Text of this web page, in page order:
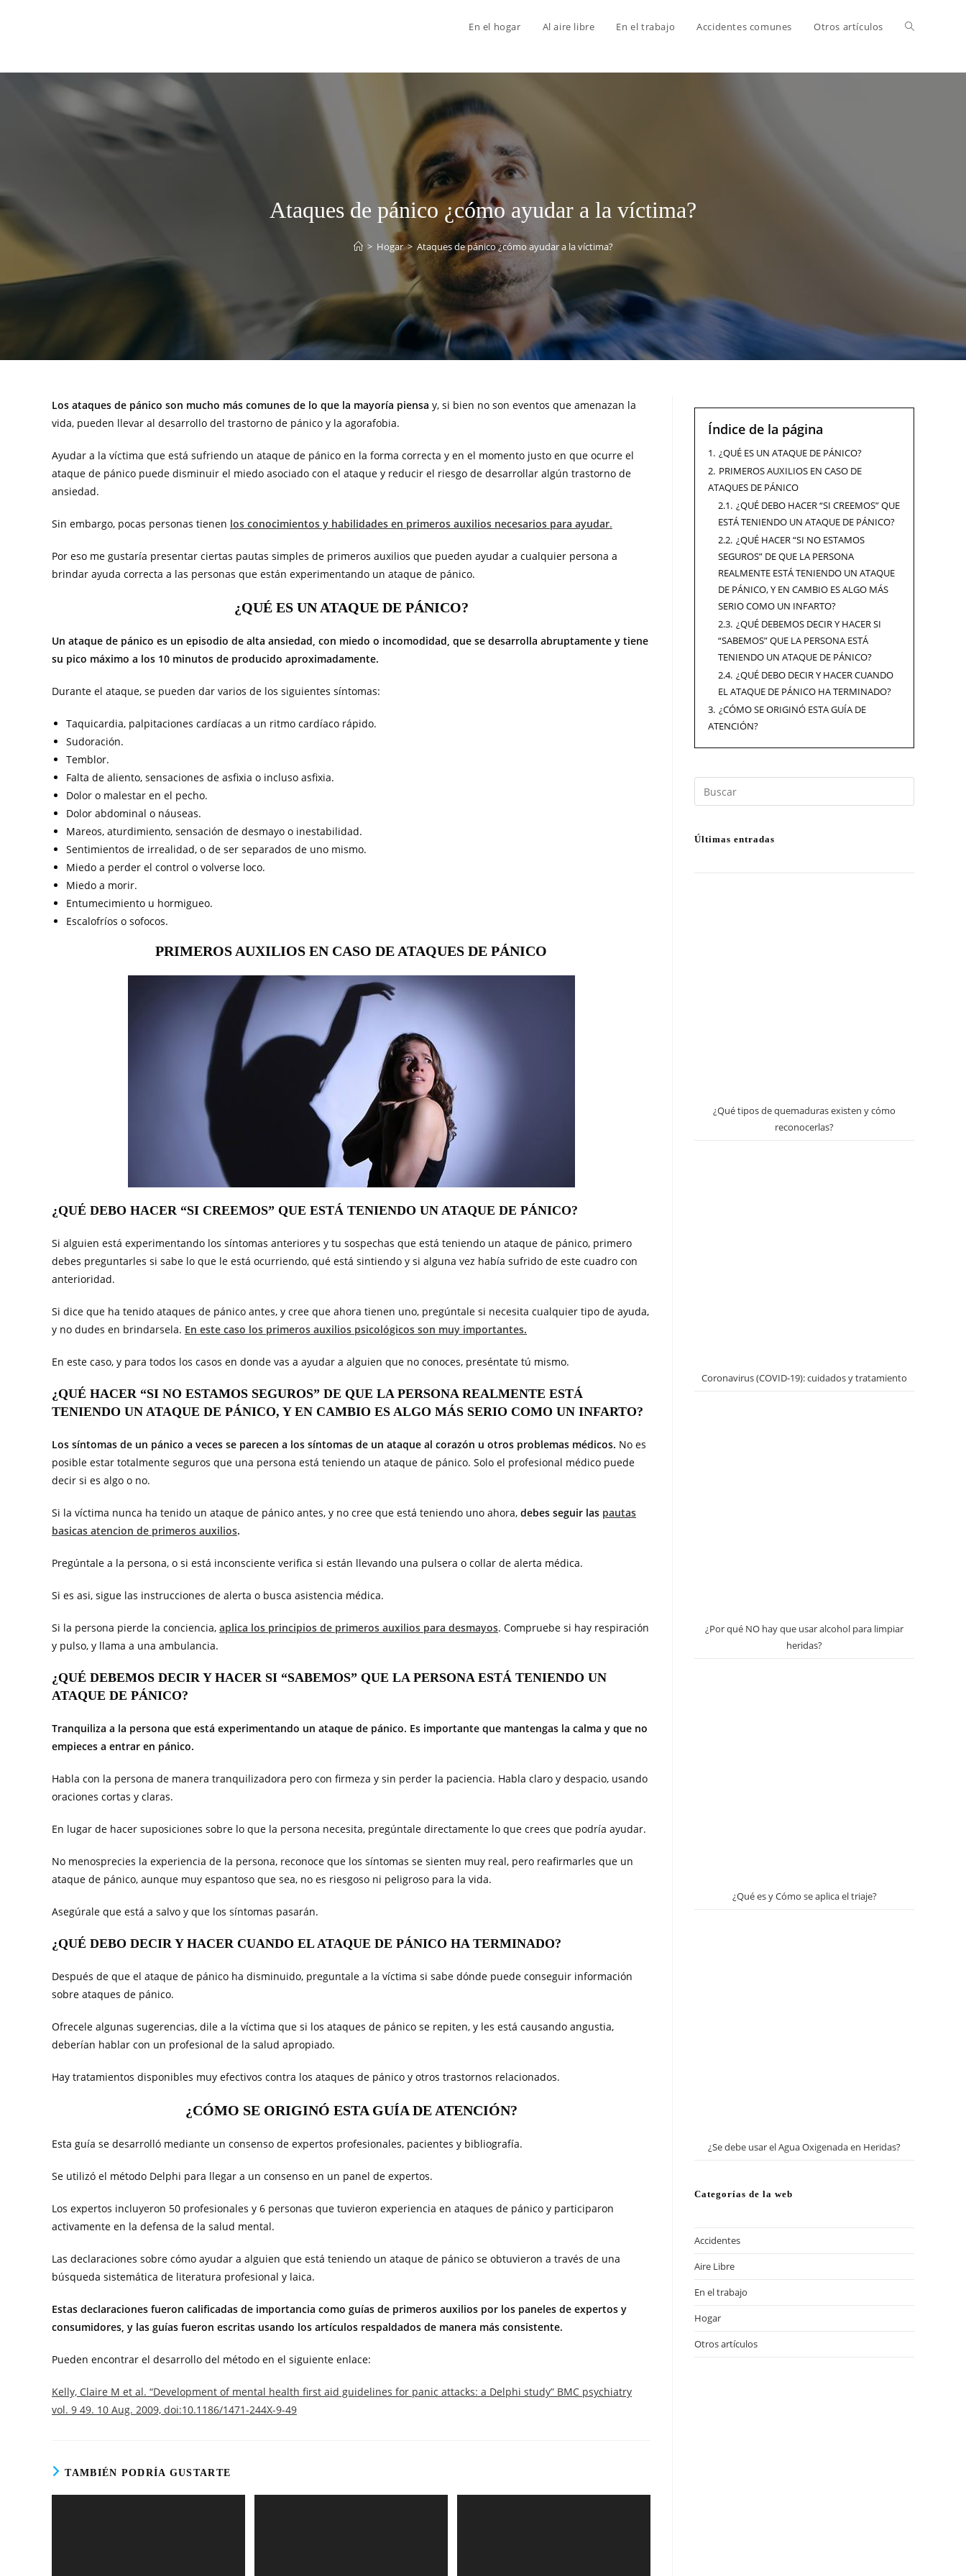
En el hogar Al aire libre En el trabajo Accidentes comunes Otros artículos
Ataques de pánico ¿cómo ayudar a la víctima?
> Hogar > Ataques de pánico ¿cómo ayudar a la víctima?
Los ataques de pánico son mucho más comunes de lo que la mayoría piensa y, si bien no son eventos que amenazan la
vida, pueden llevar al desarrollo del trastorno de pánico y la agorafobia.
Ayudar a la víctima que está sufriendo un ataque de pánico en la forma correcta y en el momento justo en que ocurre el
ataque de pánico puede disminuir el miedo asociado con el ataque y reducir el riesgo de desarrollar algún trastorno de
ansiedad.
Sin embargo, pocas personas tienen los conocimientos y habilidades en primeros auxilios necesarios para ayudar.
Por eso me gustaría presentar ciertas pautas simples de primeros auxilios que pueden ayudar a cualquier persona a
brindar ayuda correcta a las personas que están experimentando un ataque de pánico.
¿QUÉ ES UN ATAQUE DE PÁNICO?
Un ataque de pánico es un episodio de alta ansiedad, con miedo o incomodidad, que se desarrolla abruptamente y tiene
su pico máximo a los 10 minutos de producido aproximadamente.
Durante el ataque, se pueden dar varios de los siguientes síntomas:
Taquicardia, palpitaciones cardíacas a un ritmo cardíaco rápido.
Sudoración.
Temblor.
Falta de aliento, sensaciones de asfixia o incluso asfixia.
Dolor o malestar en el pecho.
Dolor abdominal o náuseas.
Mareos, aturdimiento, sensación de desmayo o inestabilidad.
Sentimientos de irrealidad, o de ser separados de uno mismo.
Miedo a perder el control o volverse loco.
Miedo a morir.
Entumecimiento u hormigueo.
Escalofríos o sofocos.
PRIMEROS AUXILIOS EN CASO DE ATAQUES DE PÁNICO
¿QUÉ DEBO HACER “SI CREEMOS” QUE ESTÁ TENIENDO UN ATAQUE DE PÁNICO?
Si alguien está experimentando los síntomas anteriores y tu sospechas que está teniendo un ataque de pánico, primero
debes preguntarles si sabe lo que le está ocurriendo, qué está sintiendo y si alguna vez había sufrido de este cuadro con
anterioridad.
Si dice que ha tenido ataques de pánico antes, y cree que ahora tienen uno, pregúntale si necesita cualquier tipo de ayuda,
y no dudes en brindarsela. En este caso los primeros auxilios psicológicos son muy importantes.
En este caso, y para todos los casos en donde vas a ayudar a alguien que no conoces, preséntate tú mismo.
¿QUÉ HACER “SI NO ESTAMOS SEGUROS” DE QUE LA PERSONA REALMENTE ESTÁ
TENIENDO UN ATAQUE DE PÁNICO, Y EN CAMBIO ES ALGO MÁS SERIO COMO UN INFARTO?
Los síntomas de un pánico a veces se parecen a los síntomas de un ataque al corazón u otros problemas médicos. No es
posible estar totalmente seguros que una persona está teniendo un ataque de pánico. Solo el profesional médico puede
decir si es algo o no.
Si la víctima nunca ha tenido un ataque de pánico antes, y no cree que está teniendo uno ahora, debes seguir las pautas
basicas atencion de primeros auxilios.
Pregúntale a la persona, o si está inconsciente verifica si están llevando una pulsera o collar de alerta médica.
Si es asi, sigue las instrucciones de alerta o busca asistencia médica.
Si la persona pierde la conciencia, aplica los principios de primeros auxilios para desmayos. Compruebe si hay respiración
y pulso, y llama a una ambulancia.
¿QUÉ DEBEMOS DECIR Y HACER SI “SABEMOS” QUE LA PERSONA ESTÁ TENIENDO UN
ATAQUE DE PÁNICO?
Tranquiliza a la persona que está experimentando un ataque de pánico. Es importante que mantengas la calma y que no
empieces a entrar en pánico.
Habla con la persona de manera tranquilizadora pero con firmeza y sin perder la paciencia. Habla claro y despacio, usando
oraciones cortas y claras.
En lugar de hacer suposiciones sobre lo que la persona necesita, pregúntale directamente lo que crees que podría ayudar.
No menosprecies la experiencia de la persona, reconoce que los síntomas se sienten muy real, pero reafirmarles que un
ataque de pánico, aunque muy espantoso que sea, no es riesgoso ni peligroso para la vida.
Asegúrale que está a salvo y que los síntomas pasarán.
¿QUÉ DEBO DECIR Y HACER CUANDO EL ATAQUE DE PÁNICO HA TERMINADO?
Después de que el ataque de pánico ha disminuido, preguntale a la víctima si sabe dónde puede conseguir información
sobre ataques de pánico.
Ofrecele algunas sugerencias, dile a la víctima que si los ataques de pánico se repiten, y les está causando angustia,
deberían hablar con un profesional de la salud apropiado.
Hay tratamientos disponibles muy efectivos contra los ataques de pánico y otros trastornos relacionados.
¿CÓMO SE ORIGINÓ ESTA GUÍA DE ATENCIÓN?
Esta guía se desarrolló mediante un consenso de expertos profesionales, pacientes y bibliografía.
Se utilizó el método Delphi para llegar a un consenso en un panel de expertos.
Los expertos incluyeron 50 profesionales y 6 personas que tuvieron experiencia en ataques de pánico y participaron
activamente en la defensa de la salud mental.
Las declaraciones sobre cómo ayudar a alguien que está teniendo un ataque de pánico se obtuvieron a través de una
búsqueda sistemática de literatura profesional y laica.
Estas declaraciones fueron calificadas de importancia como guías de primeros auxilios por los paneles de expertos y
consumidores, y las guías fueron escritas usando los artículos respaldados de manera más consistente.
Pueden encontrar el desarrollo del método en el siguiente enlace:
Kelly, Claire M et al. “Development of mental health first aid guidelines for panic attacks: a Delphi study” BMC psychiatry
vol. 9 49. 10 Aug. 2009, doi:10.1186/1471-244X-9-49
TAMBIÉN PODRÍA GUSTARTE
Índice de la página
1. ¿QUÉ ES UN ATAQUE DE PÁNICO?
2. PRIMEROS AUXILIOS EN CASO DE
ATAQUES DE PÁNICO
2.1. ¿QUÉ DEBO HACER “SI CREEMOS” QUE
ESTÁ TENIENDO UN ATAQUE DE PÁNICO?
2.2. ¿QUÉ HACER “SI NO ESTAMOS
SEGUROS” DE QUE LA PERSONA
REALMENTE ESTÁ TENIENDO UN ATAQUE
DE PÁNICO, Y EN CAMBIO ES ALGO MÁS
SERIO COMO UN INFARTO?
2.3. ¿QUÉ DEBEMOS DECIR Y HACER SI
“SABEMOS” QUE LA PERSONA ESTÁ
TENIENDO UN ATAQUE DE PÁNICO?
2.4. ¿QUÉ DEBO DECIR Y HACER CUANDO
EL ATAQUE DE PÁNICO HA TERMINADO?
3. ¿CÓMO SE ORIGINÓ ESTA GUÍA DE
ATENCIÓN?
Últimas entradas
¿Qué tipos de quemaduras existen y cómo
reconocerlas?
Coronavirus (COVID-19): cuidados y tratamiento
¿Por qué NO hay que usar alcohol para limpiar
heridas?
¿Qué es y Cómo se aplica el triaje?
¿Se debe usar el Agua Oxigenada en Heridas?
Categorías de la web
Accidentes
Aire Libre
En el trabajo
Hogar
Otros artículos